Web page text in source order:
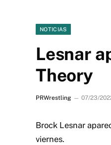
NOTICIAS
Lesnar
Theory
PRWrestling 07/23/
Brock Lesnar
viernes.